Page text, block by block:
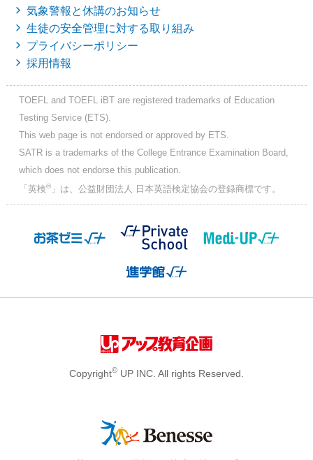
気象警報と休講のお知らせ
生徒の安全管理に対する取り組み
プライバシーポリシー
採用情報
TOEFL and TOEFL iBT are registered trademarks of Education
Testing Service (ETS).
This web page is not endorsed or approved by ETS.
SATR is a trademarks of the College Entrance Examination Board,
which does not endorse this publication.
「英検®」は、公益財団法人 日本英語検定協会の登録商標です。
Copyright© UP INC. All rights Reserved.